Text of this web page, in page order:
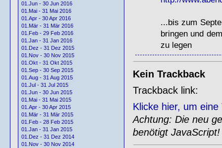
01.Jun - 30 Jun 2016
01.Mai - 31 Mai 2016
01.Apr - 30 Apr 2016
01.Mär - 31 Mär 2016
01.Feb - 29 Feb 2016
01.Jan - 31 Jan 2016
01.Dez - 31 Dez 2015
01.Nov - 30 Nov 2015
01.Okt - 31 Okt 2015
01.Sep - 30 Sep 2015
01.Aug - 31 Aug 2015
01.Jul - 31 Jul 2015
01.Jun - 30 Jun 2015
01.Mai - 31 Mai 2015
01.Apr - 30 Apr 2015
01.Mär - 31 Mär 2015
01.Feb - 28 Feb 2015
01.Jan - 31 Jan 2015
01.Dez - 31 Dez 2014
01.Nov - 30 Nov 2014
...bis zum
bringen und
zu legen
Kein Trackback
Trackback link:
Klicke hier, um
Achtung: Die neu
benötigt JavaScript!